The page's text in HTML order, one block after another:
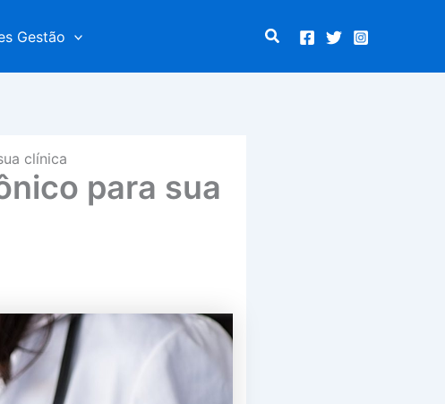
Gestão Pesquisar
clínica
para sua